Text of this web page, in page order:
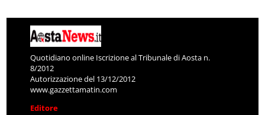
Quotidiano online Iscrizione al Tribunale di Aosta n.
8/2012
Autorizzazione del 13/12/2012
www.gazzettamatin.com
Editore